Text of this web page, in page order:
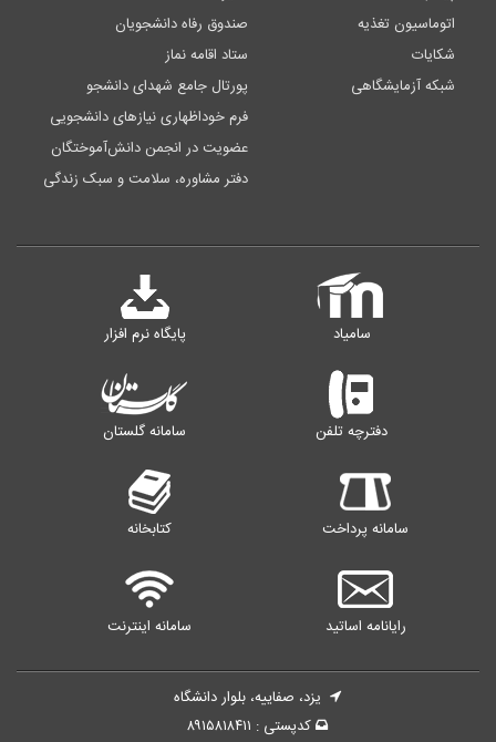
اتوماسیون تغذیه
شکایات
شبکه آزمایشگاهی
صندوق رفاه دانشجویان
ستاد اقامه نماز
پورتال جامع شهدای دانشجو
فرم خوداظهاری نیازهای دانشجویی
عضویت در انجمن دانش‌آموختگان
دفتر مشاوره، سلامت و سبک زندگی
سامیاد پایگاه نرم افزار
دفترچه تلفن سامانه گلستان
سامانه پرداخت کتابخانه
رایانامه اساتید سامانه اینترنت
یزد، صفاییه، بلوار دانشگاه
کدپستی : ۸۹۱۵۸۱۸۴۱۱